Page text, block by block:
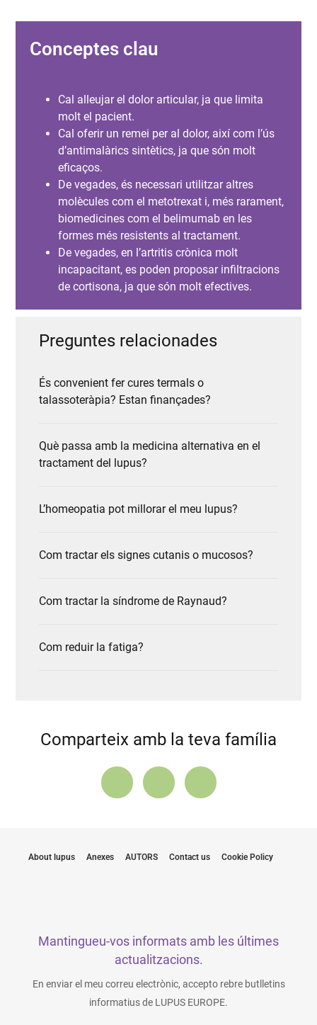
Conceptes clau
Cal alleujar el dolor articular, ja que limita
molt el pacient.
Cal oferir un remei per al dolor, així com l’ús
d’antimalàrics sintètics, ja que són molt
eficaços.
De vegades, és necessari utilitzar altres
molècules com el metotrexat i, més rarament,
biomedicines com el belimumab en les
formes més resistents al tractament.
De vegades, en l’artritis crònica molt
incapacitant, es poden proposar infiltracions
de cortisona, ja que són molt efectives.
Preguntes relacionades
És convenient fer cures termals o
talassoteràpia? Estan finançades?
Què passa amb la medicina alternativa en el
tractament del lupus?
L’homeopatia pot millorar el meu lupus?
Com tractar els signes cutanis o mucosos?
Com tractar la síndrome de Raynaud?
Com reduir la fatiga?
Comparteix amb la teva família
About lupus Anexes AUTORS Contact us Cookie Policy
Mantingueu-vos informats amb les últimes
actualitzacions.
En enviar el meu correu electrònic, accepto rebre butlletins
informatius de LUPUS EUROPE.